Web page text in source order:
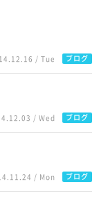
14.12.16 / Tue ブログ
/ Wed ブログ
/ Mon ブログ